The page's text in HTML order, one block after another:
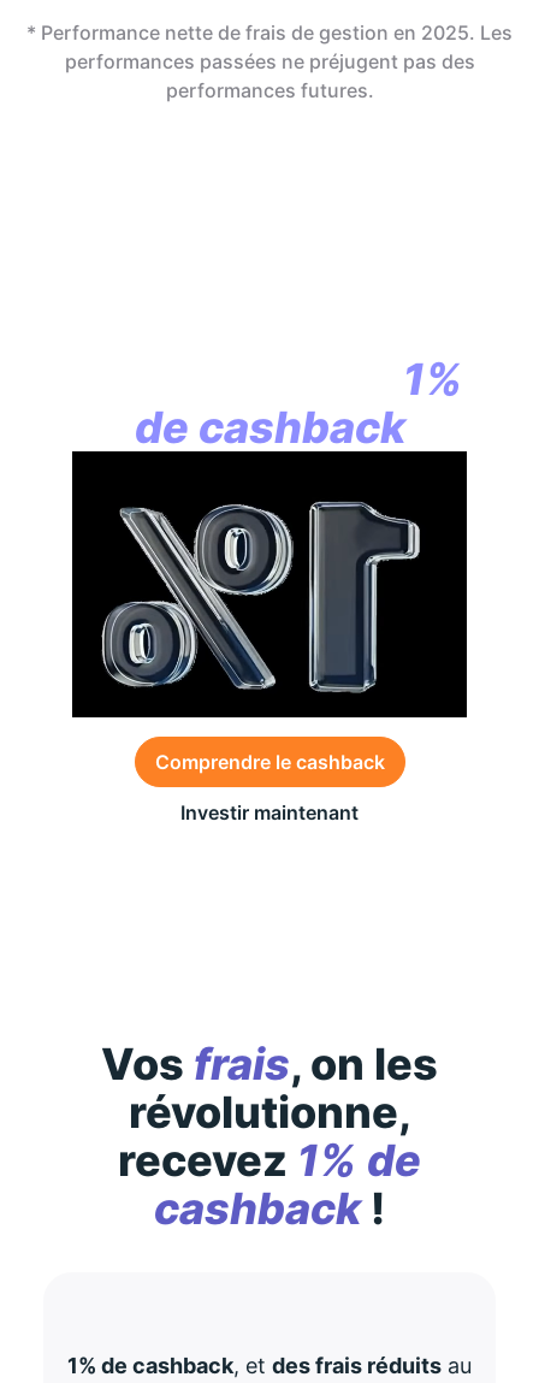
* Performance nette de frais de gestion en 2025. Les
performances passées ne préjugent pas des
performances futures.
1%
de cashback
Comprendre le cashback
Investir maintenant
Vos frais, on les
révolutionne,
recevez 1% de
cashback!
1% de cashback, et des frais réduits au